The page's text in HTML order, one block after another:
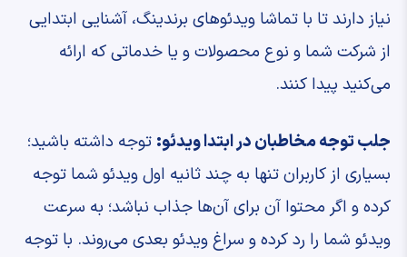
نیاز دارند تا با تماشا ویدئوهای برندینگ، آشنایی ابتدایی
از شرکت شما و نوع محصولات و یا خدماتی که ارائه
می‌کنید پیدا کنند.
جلب توجه مخاطبان در ابتدا ویدئو:توجه داشته باشید؛
بسیاری از کاربران تنها به چند ثانیه اول ویدئو شما توجه
کرده و اگر محتوا آن برای آن‌ها جذاب نباشد؛ به سرعت
ویدئو شما را رد کرده و سراغ ویدئو بعدی می‌روند. با توجه